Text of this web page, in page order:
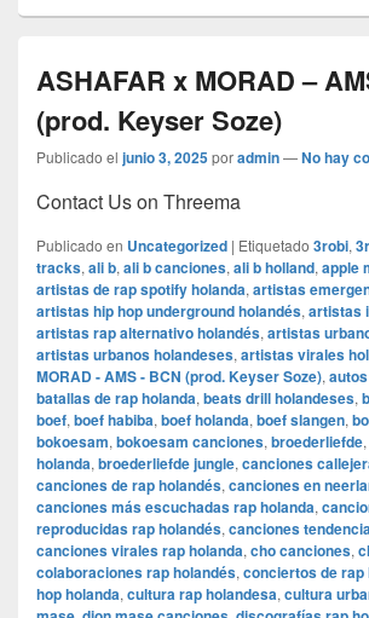
ASHAFAR x MORAD –
(prod. Keyser Soze)
Publicado el junio 3, 2025poradmin—No hay
Contact Us on Threema
Publicado en Uncategorized | Etiquetado 3robi,
tracks, ali b, ali b canciones, ali b holland, apple
artistas de rap spotify holanda, artistas
artistas hip hop underground holandés, artistas
artistas rap alternativo holandés, artistas
artistas urbanos holandeses, artistas virales
MORAD - AMS - BCN (prod. Keyser Soze),
batallas de rap holanda, beats drill holandeses,
boef, boef habiba, boef holanda, boef slangen,
bokoesam, bokoesam canciones, broederliefde,
holanda, broederliefde jungle, canciones
canciones de rap holandés, canciones en
canciones más escuchadas rap holanda,
reproducidas rap holandés, canciones
canciones virales rap holanda, cho canciones,
colaboraciones rap holandés, conciertos de rap
hop holanda, cultura rap holandesa, cultura